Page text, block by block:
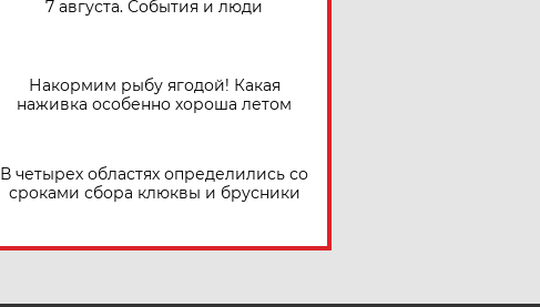
7 августа. События и люди
Накормим рыбу ягодой! Какая
наживка особенно хороша летом
В четырех областях определились со
сроками сбора клюквы и брусники